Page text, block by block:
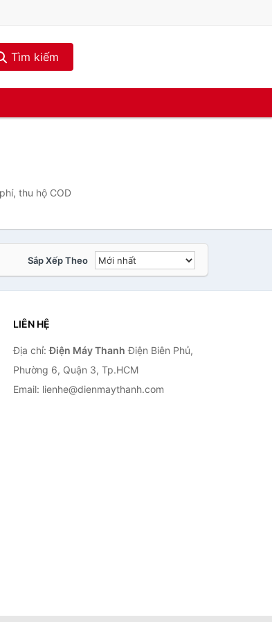
Tìm kiếm
thu hộ COD
Sắp Xếp Theo
LIÊN HỆ
Địa chỉ:Điện Máy Thanh Điện Biên Phủ,
Phường 6, Quận 3, Tp.HCM
Email: lienhe@dienmaythanh.com